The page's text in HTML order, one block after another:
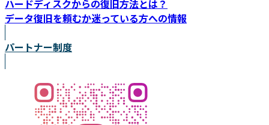
ハードディスクからの復旧方法とは？
データ復旧を頼むか迷っている方への情報
パートナー制度